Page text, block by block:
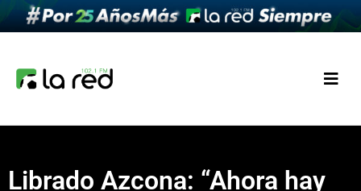
Librado Azcona: “Ahora hay